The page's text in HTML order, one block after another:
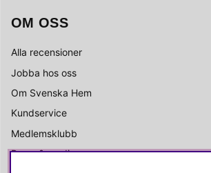
OM OSS
Alla recensioner
Jobba hos oss
Om Svenska Hem
Kundservice
Medlemsklubb
Press & media